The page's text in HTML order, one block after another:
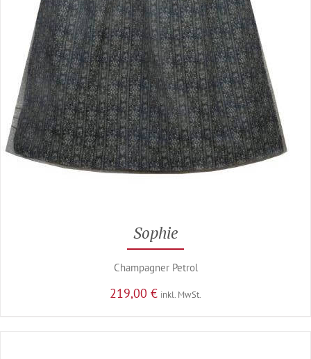
Sophie
Champagner Petrol
219,00 € inkl. MwSt.